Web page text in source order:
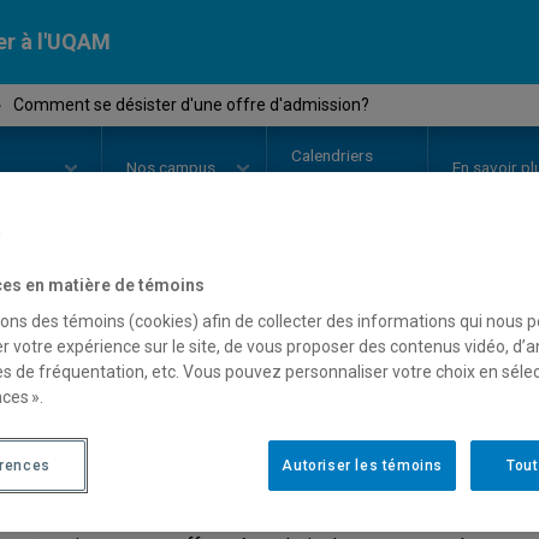
à l'UQAM
Comment se désister d'une offre d'admission?
Nos campus
Calendriers
universitaires
En savoir
se désister d'une
valider une admission dans un programmes d'études, un
n'avez pas procédé à une inscription à des cours, vous
Votre offre d'admission sera automatiquement
en matière de témoins
des témoins (cookies) afin de collecter des informations qui nous
votre expérience sur le site, de vous proposer des contenus vidéo,
de fréquentation, etc. Vous pouvez personnaliser votre choix en
».
Autoriser les témoins